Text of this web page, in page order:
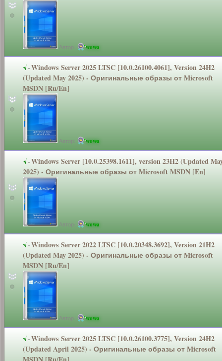
Автор: wowa
√·Windows Server 2025 LTSC [10.0.26100.4061], Version 24H2
(Updated May 2025) - Оригинальныеобразы от Microsoft
MSDN [Ru/En]
Автор: wowa
√·Windows Server [10.0.25398.1611], version 23H2 (Updated
2025) - Оригинальныеобразы от Microsoft MSDN [En]
Автор: wowa
√·Windows Server 2022 LTSC [10.0.20348.3692], Version 21H2
(Updated May 2025) - Оригинальныеобразы от Microsoft
MSDN [Ru/En]
Автор: wowa
√·Windows Server 2025 LTSC [10.0.26100.3775], Version 24H2
(Updated April 2025) - Оригинальныеобразы от Microsoft